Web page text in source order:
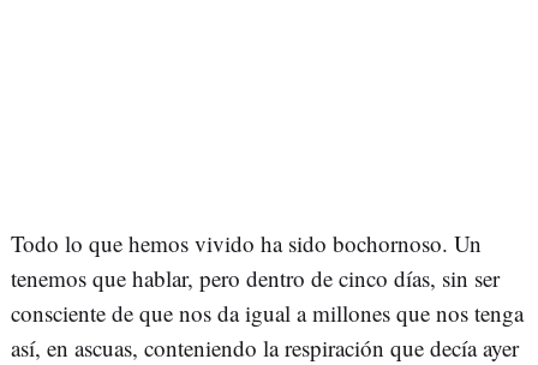
Todo lo que hemos vivido ha sido bochornoso. Un
tenemos que hablar, pero dentro de cinco días, sin ser
consciente de que nos da igual a millones que nos tenga
así, en ascuas, conteniendo la respiración que decía ayer